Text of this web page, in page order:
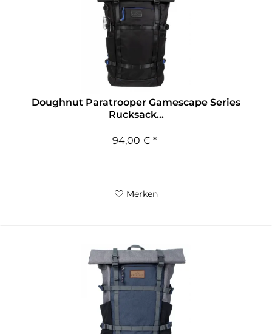
Doughnut Paratrooper Gamescape Series
Rucksack...
94,00 € *
Merken